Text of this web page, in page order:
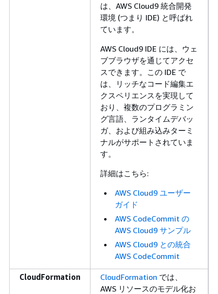
は、AWS Cloud9 統合開発
環境 (つまり IDE) と呼ばれ
ています。
AWS Cloud9 IDE には、ウェ
ブブラウザを通じてアクセ
スできます。この IDE で
は、リッチなコード編集エ
クスペリエンスを実現して
おり、複数のプログラミン
グ言語、ランタイムデバッ
ガ、および組み込みターミ
ナルがサポートされていま
す。
詳細はこちら:
AWS Cloud9 ユーザー
ガイド
AWS CodeCommit の
AWS Cloud9 サンプル
AWS Cloud9 との統合
AWS CodeCommit
CloudFormation CloudFormation では、
AWS リソースのモデル化お